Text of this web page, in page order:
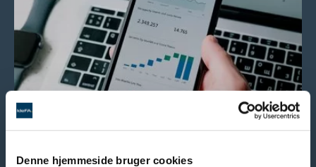
Denne hjemmeside bruger cookies